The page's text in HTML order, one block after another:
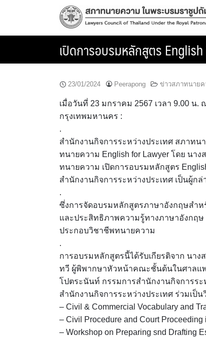
เปิดการอบรมหลักสูตร
23/01/2024 Peerapong ข่าวสภาทนายค
เมื่อวันที่ 23 มกราคม 2567 เวลา 9.00
กรุงเทพมหานคร :
.
สำนักงานกิจการระหว่างประเทศ สภาท
ทนายความ English for Lawyer โดย นา
ทนายความ เปิดการอบรมหลักสูตร
สำนักงานกิจการระหว่างประเทศ เป็นผู้กล่
.
ซึ่งการจัดอบรมหลักสูตรภาษาอังกฤษสำห
และประสิทธิภาพความรู้ทางภาษาอังกฤ
ประกอบวิชาชีพทนายความ
.
การอบรมหลักสูตรนี้ได้รับเกียรติจาก นา
ทวี ผู้พิพากษาหัวหน้าคณะชั้นต้นในศาลแพ่
โปตระนันท์ กรรมการสำนักงานกิจการระ
สำนักงานกิจการระหว่างประเทศ ร่วมเ
– Civil & Commercial Vocabulary and
– Civil Procedure and Court
– Workshop on Preparing snd Drafting